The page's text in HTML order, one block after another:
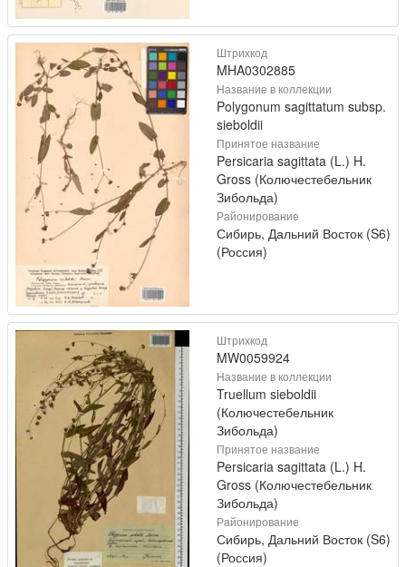
Штрихкод
MHA0302885
Название в коллекции
Polygonum sagittatum subsp.
sieboldii
Принятое название
Persicaria sagittata (L.) H.
Gross (Колючестебельник
Зибольда)
Районирование
Сибирь, Дальний Восток (S6)
(Россия)
Штрихкод
MW0059924
Название в коллекции
Truellum sieboldii
(Колючестебельник
Зибольда)
Принятое название
Persicaria sagittata (L.) H.
Gross (Колючестебельник
Зибольда)
Районирование
Сибирь, Дальний Восток (S6)
(Россия)